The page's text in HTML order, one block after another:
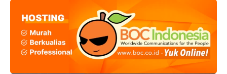
meluluhlantakkan, semua adalah jejak nyata dari perubahan
drastis yang tengah terjadi di planet kita. Kondisi ini
menuntut kita ...